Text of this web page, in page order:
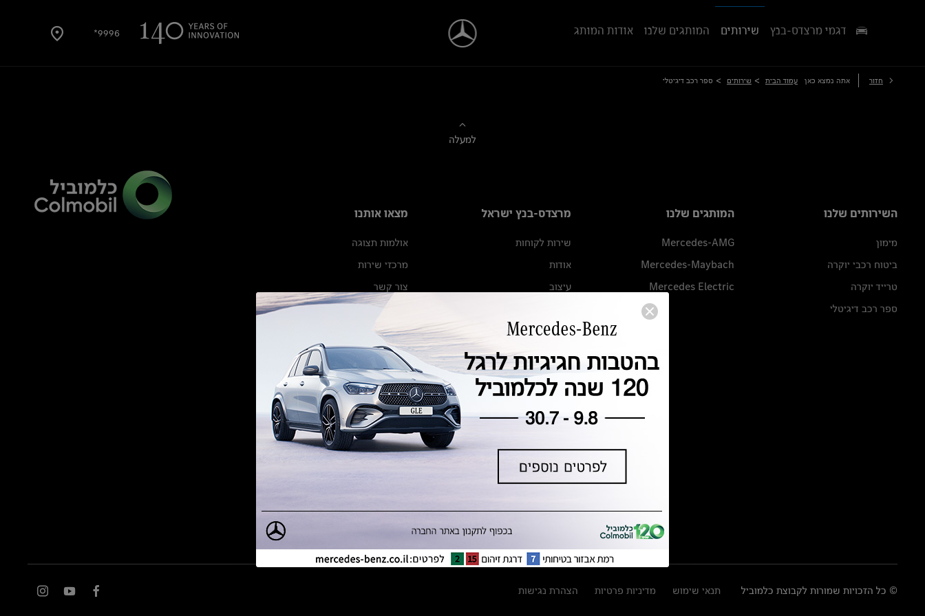
9996* דגמי מרצדס-בנץ שירותים המותגים שלנו אודות המותג
חזור אתה נמצא כאן עמוד הבית > שירותים > ספר רכב דיגיטלי
למעלה
השירותים שלנו
מימון
ביטוח רכבי יוקרה
טרייד יוקרה
ספר רכב דיגיטלי
המותגים שלנו
Mercedes-AMG
Mercedes-Maybach
Mercedes Electric
מרצדס-בנץ ישראל
שירות לקוחות
אודות
עיצוב
מגזין מרצדס-בנץ
ספרי רכב מרצדס-בנץ
נתוני זיהום אוויר וצריכת דלק וחשמל
נתוני תווית צמיגים
מחירון חלפים
הודעה על הטבות לרכבי מרצדס בהסדר
מצאו אותנו
אולמות תצוגה
מרכזי שירות
צור קשר
© כל הזכויות שמורות לקבוצת כלמוביל תנאי שימוש מדיניות פרטיות הצהרת נגישות